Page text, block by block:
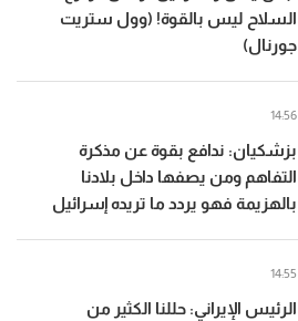
السلاح ليس بالقوة! (وول ستريت
جورنال)
بزشكيان: ندافع بقوة عن مذكرة
التفاهم ومن يصفها داخل بلادنا
بالهزيمة فهو يردد ما تريده إسرائيل
14:56
الرئيس الإيراني: حللنا الكثير من
14:55